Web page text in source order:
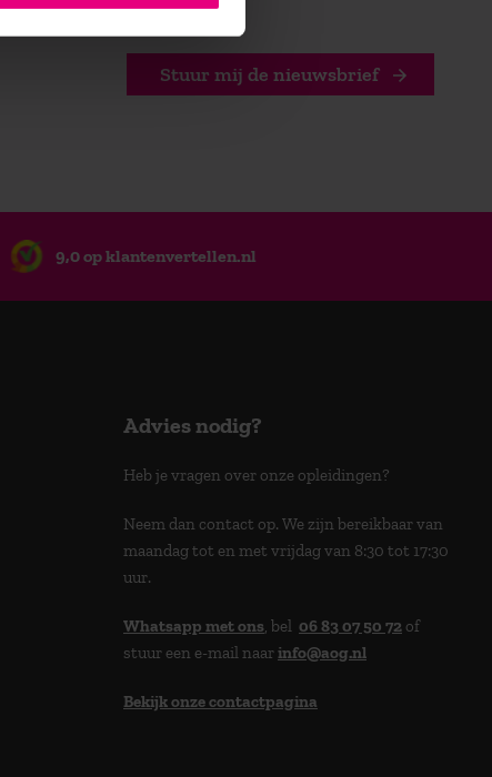
Stuur mij de nieuwsbrief
9,0 op klantenvertellen.nl
Advies nodig?
Heb je vragen over onze opleidingen?
Neem dan contact op. We zijn bereikbaar van
maandag tot en met vrijdag van 8:30 tot 17:30
uur.
Whatsapp met ons, bel 06 83 07 50 72 of
stuur een e-mail naarinfo@aog.nl
Bekijk onze contactpagina